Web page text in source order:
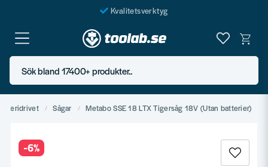
Kvalitetsverktyg
Fraktfritt över 999 SEK*
En järnhandel för alla
Butik i Göteborg
Sök bland 17400+ produkter..
Sågar Metabo SSE 18 LTX Tigersåg 18V (Utan batterier)
-6%